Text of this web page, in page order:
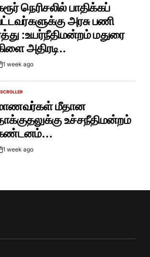
நெரிசலில் பாதிக்கப்
அரசு பணி
:உயர்நீதிமன்றம் மதுரை
அதிரடி..
1 week ago
SCROLLER
மீதான
உச்சநீதிமன்றம்
1 week ago